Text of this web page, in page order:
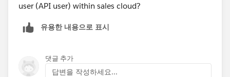
user (API user) within sales cloud?
유용한 내용으로 표시
댓글 추가
답변을 작성하세요...